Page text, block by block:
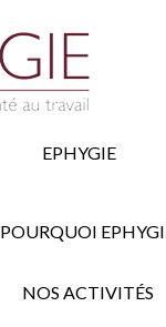
EPHYGIE
POURQUOI
NOS ACTIVITÉS